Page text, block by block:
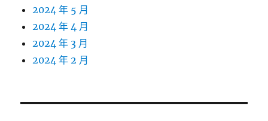
2024 年 5 月
2024 年 4 月
2024 年 3 月
2024 年 2 月